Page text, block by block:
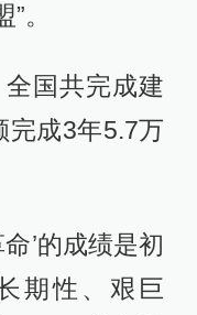
。
国共完成建
完成3年5.7万
’的成绩是初
期性、艰巨